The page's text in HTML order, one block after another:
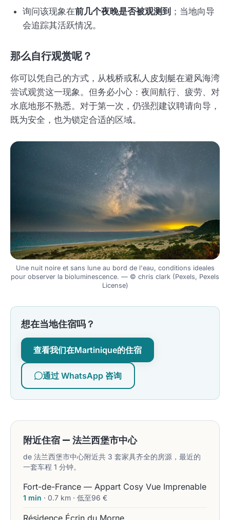
询问该现象在前几个夜晚是否被观测到 ；当地向导
会追踪其活跃情况。
那么自行观赏呢？
你可以凭自己的方式，从栈桥或私人皮划艇在避风海湾
尝试观赏这一现象。但务必小心：夜间航行、疲劳、对
水底地形不熟悉。对于第一次，仍强烈建议聘请向导，
既为安全，也为锁定合适的区域。
Une nuit noire et sans lune au bord de l'eau, conditions ideales
pour observer la bioluminescence. — © chris clark (Pexels, Pexels
License)
想在当地住宿吗？
查看我们在Martinique的住宿
通过 WhatsApp 咨询
附近住宿 — 法兰西堡市中心
de 法兰西堡市中心附近共 3 套家具齐全的房源，最近的
一套车程 1 分钟。
Fort-de-France — Appart Cosy Vue Imprenable
1 min · 0.7 km · 低至96 €
Résidence Écrin du Morne